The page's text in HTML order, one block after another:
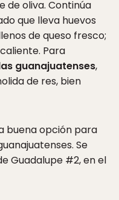
de oliva. Continúa
que lleva huevos
de queso fresco;
Para
guanajuatenses,
de res, bien
buena opción para
Se
Guadalupe #2, en el